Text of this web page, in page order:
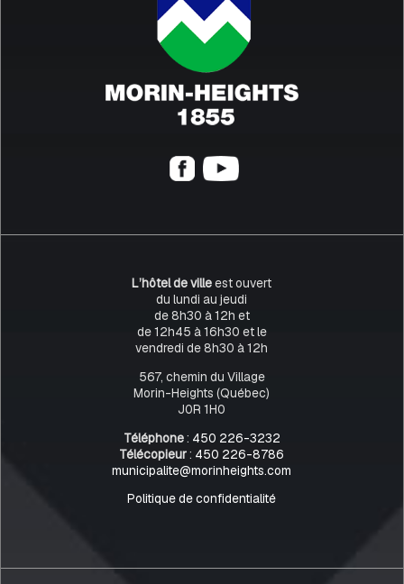
L’hôtel de villeest ouvert
du lundi au jeudi
de 8h30 à 12h et
de 12h45 à 16h30 et le
vendredi de 8h30 à 12h
567, chemin du Village
Morin-Heights (Québec)
J0R 1H0
Téléphone: 450 226-3232
Télécopieur: 450 226-8786
municipalite@morinheights.com
Politique de confidentialité